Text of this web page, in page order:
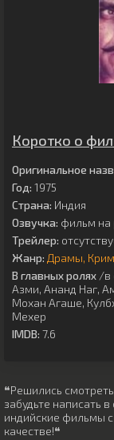
Коротко о
Оригинальное
Год: 1975
Страна: Индия
Озвучка: фильм на
Трейлер:
Жанр: Драмы
В главных ролях /в
Азми, Ананд Наг,
Мохан Агаше,
Мехер
IMDB: 7.6
❝Решились смотреть
забудьте написать
индийские фильмы
качестве!❝